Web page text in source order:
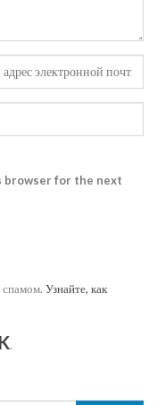
browser for the next
спамом. Узнайте, как
.